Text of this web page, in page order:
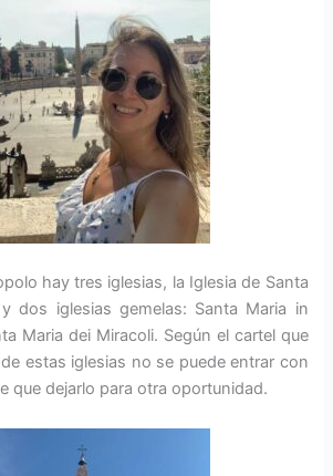
hay tres iglesias, la Iglesia de Santa
dos iglesias gemelas: Santa Maria in
Maria dei Miracoli. Según el cartel que
estas iglesias no se puede entrar con
que dejarlo para otra oportunidad.